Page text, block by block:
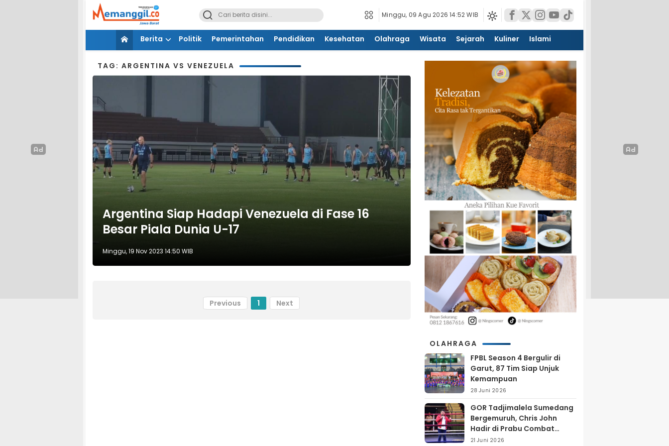
Minggu, 09 Agu 2026 14:52 WIB
Berita Politik Pemerintahan Pendidikan Kesehatan Olahraga Wisata Sejarah Kuliner Islami
TAG: ARGENTINA VS VENEZUELA
Argentina Siap Hadapi Venezuela di Fase 16
Besar Piala Dunia U-17
Minggu, 19 Nov 2023 14:50 WIB
Previous 1 Next
OLAHRAGA
FPBL Season 4 Bergulir di
Garut, 87 Tim Siap Unjuk
Kemampuan
28 Juni 2026
GOR Tadjimalela Sumedang
Bergemuruh, Chris John
Hadir di Prabu Combat
Series 2026
21 Juni 2026